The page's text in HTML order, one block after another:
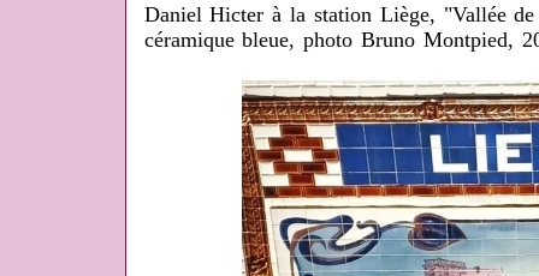
Daniel Hicter à la station Liège, "Vallée
céramique bleue, photo Bruno Montpied,